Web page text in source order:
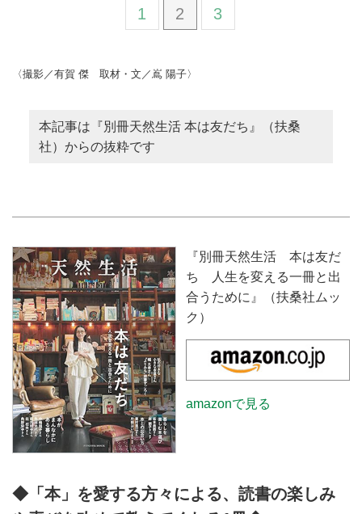
1 2 3
〈撮影／有賀 傑 取材・文／嶌 陽子〉
本記事は『別冊天然生活 本は友だち』（扶桑
社）からの抜粋です
『別冊天然生活 本は友だ
ち 人生を変える一冊と出
合うために』（扶桑社ムッ
ク）
amazonで見る
◆「本」を愛する方々による、読書の楽しみ